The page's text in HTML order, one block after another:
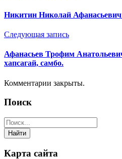
Никитин Николай Афанасьевич
Следующая запись
Афанасьев Трофим
хапсагай, самбо.
Комментарии закрыты.
Поиск
Карта сайта